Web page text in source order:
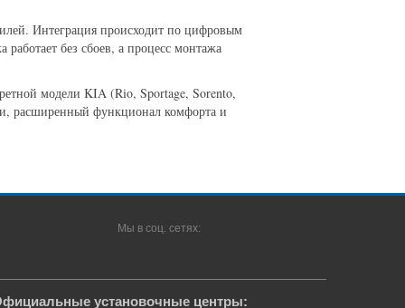
Интеграция происходит по цифровым
без сбоев, а процесс монтажа
модели KIA (Rio, Sportage, Sorento,
расширенный функционал комфорта и
Мы в соц. сетях:
установочные центры: